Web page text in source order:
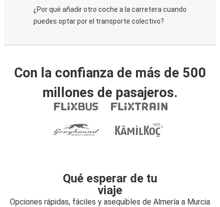
¿Por qué añadir otro coche a la carretera cuando
puedes optar por el transporte colectivo?
Con la confianza de más de 500
millones de pasajeros.
Qué esperar de tu
viaje
Opciones rápidas, fáciles y asequibles de Almería a Murcia